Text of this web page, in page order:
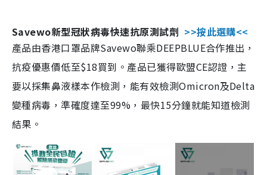
Savewo新型冠狀病毒快速抗原測試劑 >>按此選購<<
產品由香港口罩品牌Savewo聯乘DEEPBLUE合作推出，
抗疫優惠價低至$18買到。產品已獲得歐盟CE認證，主
要以採集鼻液樣本作檢測，能有效檢測Omicron及Delta
變種病毒，準確度達至99%，最快15分鐘就能知道檢測
結果。